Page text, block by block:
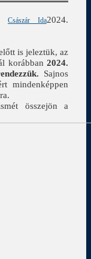
Császár Ida2024.
is jeleztük, az
korábban 2024.
Sajnos
mindenképpen
összejön a